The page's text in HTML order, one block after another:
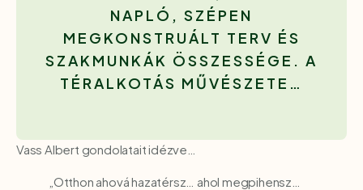
NAPLÓ, SZÉPEN
MEGKONSTRUÁLT TERV ÉS
SZAKMUNKÁK ÖSSZESSÉGE. A
TÉRALKOTÁS MŰVÉSZETE…
Vass Albert gondolatait idézve…
„Otthon ahová hazatérsz… ahol megpihensz…